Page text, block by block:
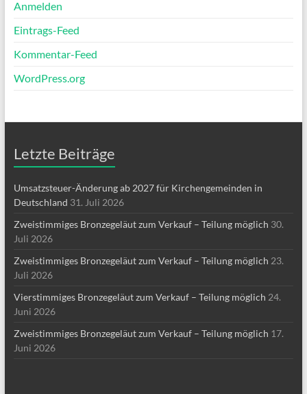
Anmelden
Eintrags-Feed
Kommentar-Feed
WordPress.org
Letzte Beiträge
Umsatzsteuer-Änderung ab 2027 für Kirchengemeinden in
Deutschland 31. Juli 2026
Zweistimmiges Bronzegeläut zum Verkauf – Teilung möglich 30.
Juli 2026
Zweistimmiges Bronzegeläut zum Verkauf – Teilung möglich 23.
Juli 2026
Vierstimmiges Bronzegeläut zum Verkauf – Teilung möglich 24.
Juni 2026
Zweistimmiges Bronzegeläut zum Verkauf – Teilung möglich 17.
Juni 2026